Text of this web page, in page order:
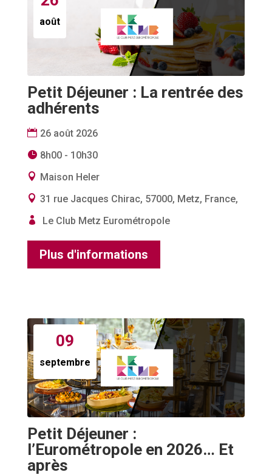
août
Petit Déjeuner : La rentrée des
adhérents
26 août 2026
8h00 - 10h30
Maison Heler
31 rue Jacques Chirac, 57000, Metz, France,
Le Club Metz Eurométropole
Plus d'informations
09
septembre
Petit Déjeuner :
l’Eurométropole en 2026… Et
après